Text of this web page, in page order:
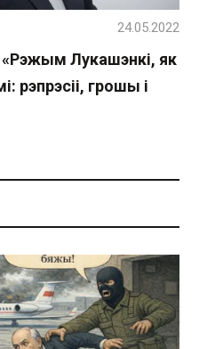
«Рэжым Лукашэнкі, як
рэпрэсіі, грошы і
24.05.2022